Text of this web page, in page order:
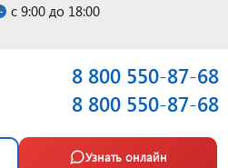
с 9:00 до 18:00
8 800 550-87-68
8 800 550-87-68
Узнать онлайн